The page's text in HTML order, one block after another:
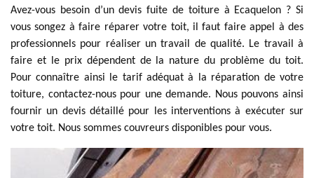
Avez-vous besoin d’un devis fuite de toiture à Ecaquelon ? Si
vous songez à faire réparer votre toit, il faut faire appel à des
professionnels pour réaliser un travail de qualité. Le travail à
faire et le prix dépendent de la nature du problème du toit.
Pour connaître ainsi le tarif adéquat à la réparation de votre
toiture, contactez-nous pour une demande. Nous pouvons ainsi
fournir un devis détaillé pour les interventions à exécuter sur
votre toit. Nous sommes couvreurs disponibles pour vous.